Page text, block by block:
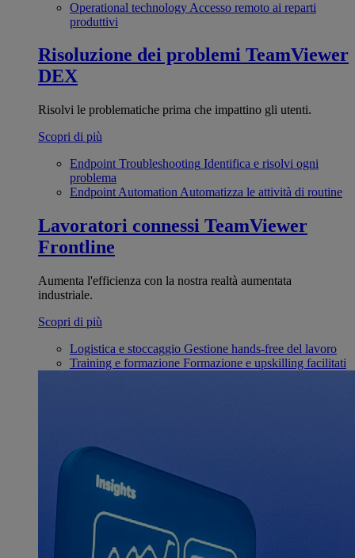
Operational technology Accesso remoto ai reparti
produttivi
Risoluzione dei problemi TeamViewer
DEX
Risolvi le problematiche prima che impattino gli utenti.
Scopri di più
Endpoint Troubleshooting Identifica e risolvi ogni
problema
Endpoint Automation Automatizza le attività di routine
Lavoratori connessi TeamViewer
Frontline
Aumenta l'efficienza con la nostra realtà aumentata
industriale.
Scopri di più
Logistica e stoccaggio Gestione hands-free del lavoro
Training e formazione Formazione e upskilling facilitati